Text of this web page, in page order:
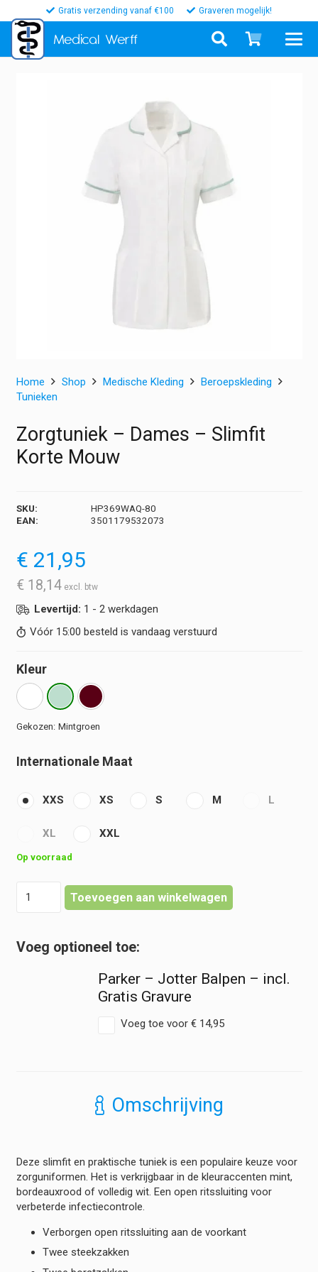
Gratis verzending vanaf €100 Graveren mogelijk!
Medical Werff
Home Shop Medische Kleding
Beroepskleding
Tunieken
Zorgtuniek – Dames – Slimfit
Korte Mouw
SKU:
HP369WAQ-80
EAN:
3501179532073
€ 21,95
€ 18,14
Levertijd: 1 - 2 werkdagen
Vóór 15:00 besteld is vandaag verstuurd
Kleur
Mintgroen
Internationale Maat
XXS XS S M L
XL XXL
Op voorraad
Zorgtuniek
Slimfit
Toevoegen aan winkelwagen
Parker – Jotter Balpen – incl.
Gratis Gravure
Voeg toe voor €14,95
Omschrijving
Deze slimfit en praktische tuniek is een populaire keuze voor
zorguniformen. Het is verkrijgbaar in de kleuraccenten mint,
bordeauxrood of volledig wit. Een open ritssluiting voor
verbeterde infectiecontrole.
Verborgen open ritssluiting aan de voorkant
Twee steekzakken